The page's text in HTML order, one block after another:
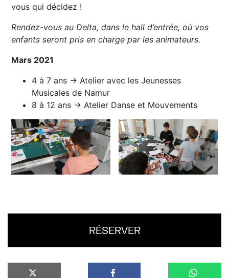
vous qui décidez !
Rendez-vous au Delta, dans le hall d’entrée, où vos
enfants seront pris en charge par les animateurs.
Mars 2021
4 à 7 ans → Atelier avec les Jeunesses
Musicales de Namur
8 à 12 ans → Atelier Danse et Mouvements
RÉSERVER